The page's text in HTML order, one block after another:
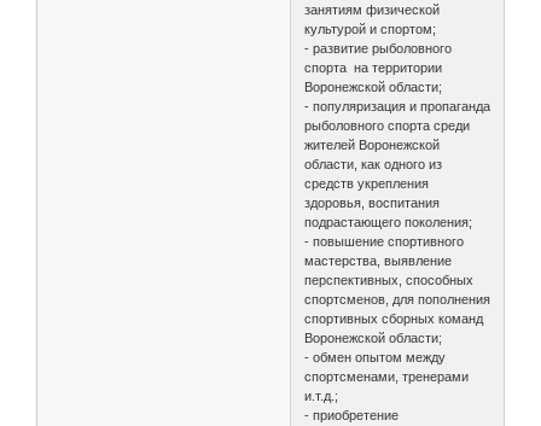
занятиям физической
культурой и спортом;
- развитие рыболовного
спорта на территории
Воронежской области;
- популяризация и пропаганда
рыболовного спорта среди
жителей Воронежской
области, как одного из
средств укрепления
здоровья, воспитания
подрастающего поколения;
- повышение спортивного
мастерства, выявление
перспективных, способных
спортсменов, для пополнения
спортивных сборных команд
Воронежской области;
- обмен опытом между
спортсменами, тренерами
и.т.д.;
- приобретение